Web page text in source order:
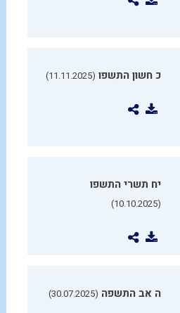
כ חשון התשפו (11.11.2025)
יח תשרי התשפו
(10.10.2025)
ה אב התשפה (30.07.2025)